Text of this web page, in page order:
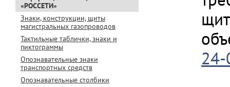
«РОССЕТИ»
Знаки, конструкции, щиты
магистральных газопроводов
Тактильные таблички, знаки и
пиктограммы
Опознавательные знаки
транспортных средств
Опознавательные столбики